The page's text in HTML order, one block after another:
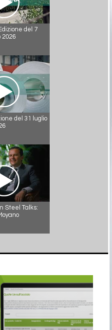
del 7
2026
del 31 luglio
Steel Talks: